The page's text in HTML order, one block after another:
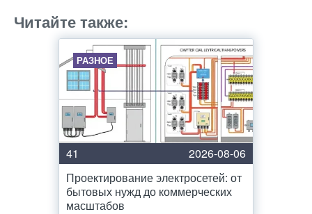
Читайте также:
РАЗНОЕ
41
2026-08-06
Проектирование электросетей: от
бытовых нужд до коммерческих
масштабов